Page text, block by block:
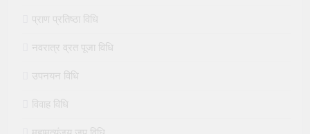
प्राण प्रतिष्ठा विधि
नवरात्र व्रत पूजा विधि
उपनयन विधि
विवाह विधि